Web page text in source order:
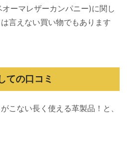
ーマレザーカンパニー)に関し
言えない買い物でもあります
ての口コミ
こない長く使える革製品！と、